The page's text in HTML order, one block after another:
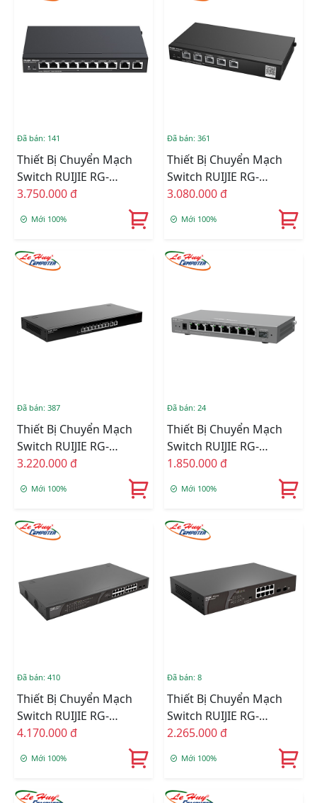
Đã bán: 141
Thiết Bị Chuyển Mạch
Switch RUIJIE RG-
EG310GH-P-E 10-Port
High Performance Cloud
Managed PoE
3.750.000 đ
Mới 100%
Đã bán: 361
Thiết Bị Chuyển Mạch
Switch RUIJIE RG-
EG305GH-P-E 5-Port
High Performance Cloud
Managed PoE
3.080.000 đ
Mới 100%
Đã bán: 387
Thiết Bị Chuyển Mạch
Switch RUIJIE RG-
EG210G-E 10-Port
Managed
3.220.000 đ
Mới 100%
Đã bán: 24
Thiết Bị Chuyển Mạch
Switch RUIJIE RG-
EG209GS 9-Port Gigabit
1.850.000 đ
Mới 100%
Đã bán: 410
Thiết Bị Chuyển Mạch
Switch RUIJIE RG-
ES118GS-P 16-Port GE
4.170.000 đ
Mới 100%
Đã bán: 8
Thiết Bị Chuyển Mạch
Switch RUIJIE RG-
ES110GDS-P 8-Port GE
2.265.000 đ
Mới 100%